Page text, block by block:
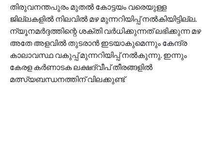
തിരുവനന്തപുരം മുതൽ കോട്ടയം വരെയുള്ള
ജില്ലകളിൽ നിലവിൽ മഴ മുന്നറിയിപ്പ് നൽകിയിട്ടില്ല.
ന്യൂനമർദ്ദത്തിന്റെ ശക്തി വർധിക്കുന്നത് ലഭിക്കുന്ന മഴ
അതേ അളവിൽ തുടരാൻ ഇടയാകുമെന്നും കേന്ദ്ര
കാലാവസ്ഥ വകുപ്പ് മുന്നറിയിപ്പ് നൽകുന്നു. ഇന്നും
കേരള കർണാടക ലക്ഷദ്വീപ് തീരങ്ങളിൽ
മത്സ്യബന്ധനത്തിന് വിലക്കുണ്ട്